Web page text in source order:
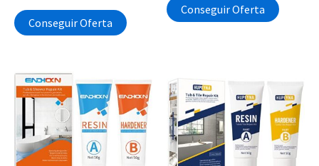
Conseguir Oferta
Conseguir Oferta